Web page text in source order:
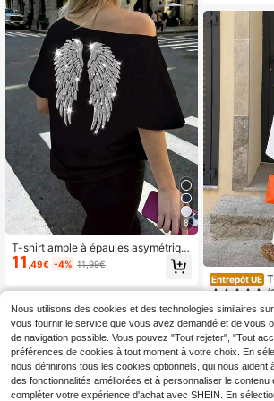
e Nouvel An, Thanksgiving, les fête
s, les mariages, la plage, la remise d
es diplômes, la mode, l'élégance, le
décontracté, les sorties, les rendez-
vous, les trajets, le brillant, la Saint-
Valentin, les vacances, le style Y2K
et d'autres occasions
8
T-shirt ample à épaules asymétriqu
es avec ailes d'ange brodées de se
quins, style graphique oversize Y2K
pour femmes, décontracté, noir, été
11 ,49€ -4% 11,99€
Entrepôt UE
pour les
e ample et
t manches
anc d'été,
Dès8,99€
Nous utilisons des cookies et des technologies similaires
vous fournir le service que vous avez demandé et de vous
de navigation possible. Vous pouvez "Tout rejeter", "Tout
préférences de cookies à tout moment à votre choix. En
nous définirons tous les cookies optionnels, qui nous aident
des fonctionnalités améliorées et à personnaliser le contenu
compléter votre expérience d'achat avec SHEIN. En